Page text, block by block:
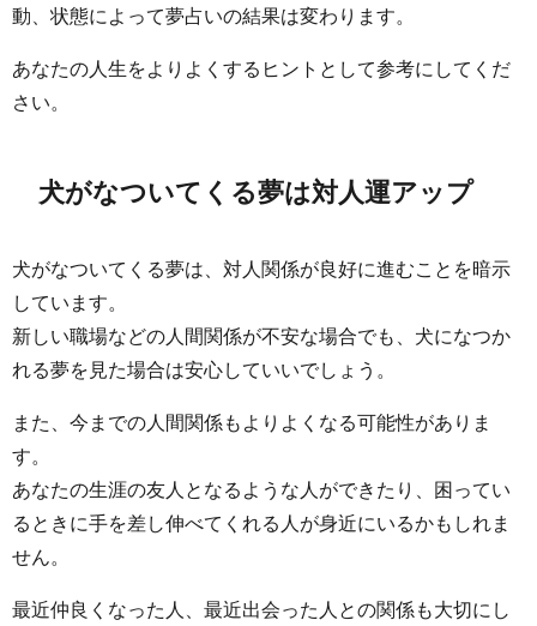
動、状態によって夢占いの結果は変わります。
あなたの人生をよりよくするヒントとして参考にしてくだ
さい。
犬がなついてくる夢は対人運アップ
犬がなついてくる夢は、対人関係が良好に進むことを暗示
しています。
新しい職場などの人間関係が不安な場合でも、犬になつか
れる夢を見た場合は安心していいでしょう。
また、今までの人間関係もよりよくなる可能性がありま
す。
あなたの生涯の友人となるような人ができたり、困ってい
るときに手を差し伸べてくれる人が身近にいるかもしれま
せん。
最近仲良くなった人、最近出会った人との関係も大切にし